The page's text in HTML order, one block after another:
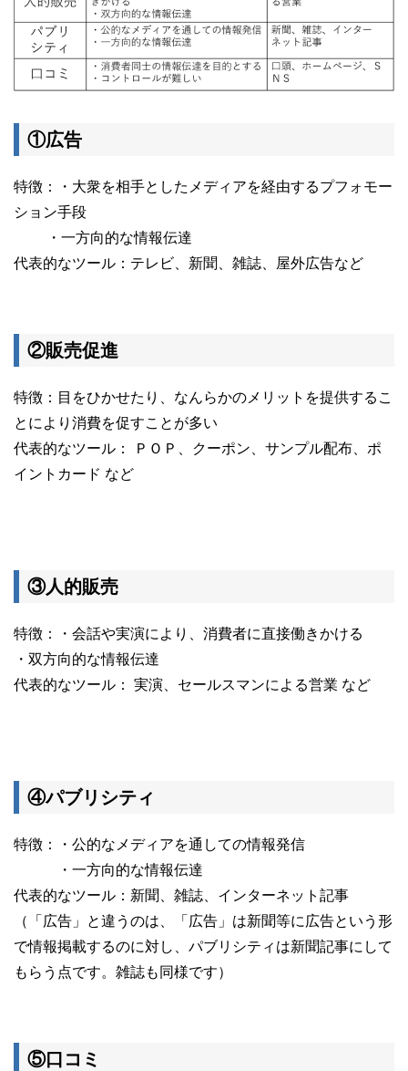
①広告
特徴：・大衆を相手としたメディアを経由するプフォモー
ション手段
・一方向的な情報伝達
代表的なツール：テレビ、新聞、雑誌、屋外広告など
②販売促進
特徴：目をひかせたり、なんらかのメリットを提供するこ
とにより消費を促すことが多い
代表的なツール： ＰＯＰ、クーポン、サンプル配布、ポ
イントカード など
③人的販売
特徴：・会話や実演により、消費者に直接働きかける
・双方向的な情報伝達
代表的なツール： 実演、セールスマンによる営業 など
④パブリシティ
特徴：・公的なメディアを通しての情報発信
・一方向的な情報伝達
代表的なツール：新聞、雑誌、インターネット記事
（「広告」と違うのは、「広告」は新聞等に広告という形
で情報掲載するのに対し、パブリシティは新聞記事にして
もらう点です。雑誌も同様です）
⑤口コミ